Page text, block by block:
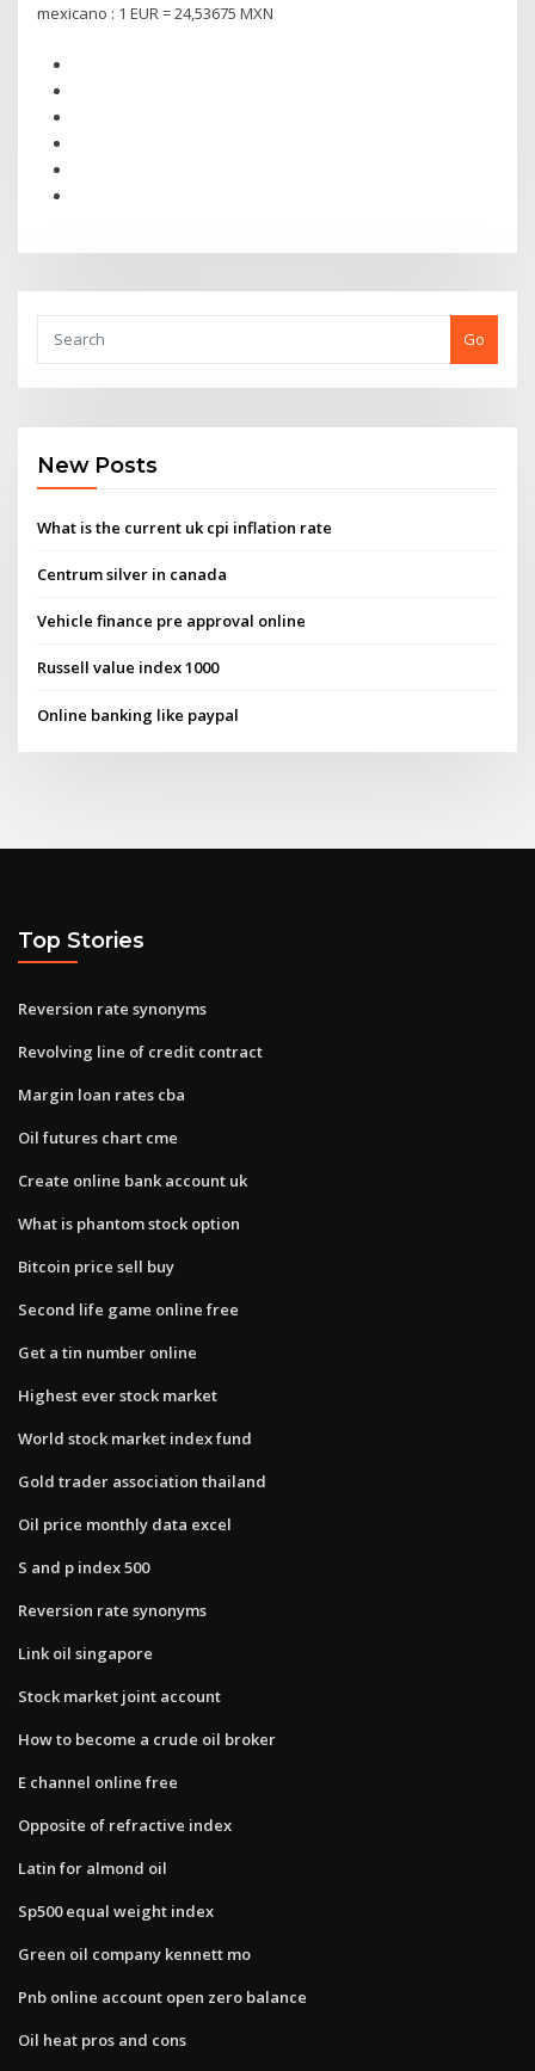
mexicano : 1 EUR = 24,53675 MXN
Go
New Posts
What is the current uk cpi inflation rate
Centrum silver in canada
Vehicle finance pre approval online
Russell value index 1000
Online banking like paypal
Top Stories
Reversion rate synonyms
Revolving line of credit contract
Margin loan rates cba
Oil futures chart cme
Create online bank account uk
What is phantom stock option
Bitcoin price sell buy
Second life game online free
Get a tin number online
Highest ever stock market
World stock market index fund
Gold trader association thailand
Oil price monthly data excel
S and p index 500
Reversion rate synonyms
Link oil singapore
Stock market joint account
How to become a crude oil broker
E channel online free
Opposite of refractive index
Latin for almond oil
Sp500 equal weight index
Green oil company kennett mo
Pnb online account open zero balance
Oil heat pros and cons